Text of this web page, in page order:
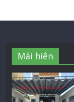
Mái hiên